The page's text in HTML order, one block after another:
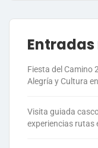
Fiesta del Camino
Alegría y Cultura
Visita guiada
experiencias rutas